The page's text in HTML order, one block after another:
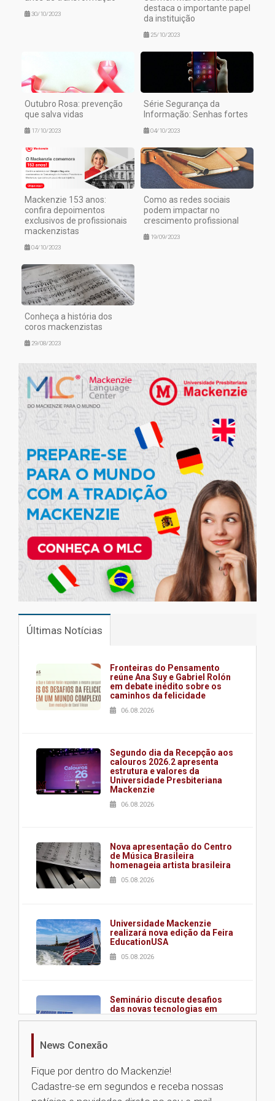
30/10/2023
destaca o importante papel
da instituição
25/10/2023
Outubro Rosa: prevenção
que salva vidas
17/10/2023
Série Segurança da
Informação: Senhas fortes
04/10/2023
Mackenzie 153 anos:
confira depoimentos
exclusivos de profissionais
mackenzistas
04/10/2023
Como as redes sociais
podem impactar no
crescimento profissional
19/09/2023
Conheça a história dos
coros mackenzistas
29/08/2023
Últimas Notícias
Fronteiras do Pensamento
reúne Ana Suy e Gabriel Rolón
em debate inédito sobre os
caminhos da felicidade
06.08.2026
Segundo dia da Recepção aos
calouros 2026.2 apresenta
estrutura e valores da
Universidade Presbiteriana
Mackenzie
06.08.2026
Nova apresentação do Centro
de Música Brasileira
homenageia artista brasileira
05.08.2026
Universidade Mackenzie
realizará nova edição da Feira
EducationUSA
05.08.2026
Seminário discute desafios
das novas tecnologias em
Mackenzie recepciona os
calouros do segundo semestre
de 2026
News Conexão
Fique por dentro do Mackenzie!
Cadastre-se em segundos e receba nossas